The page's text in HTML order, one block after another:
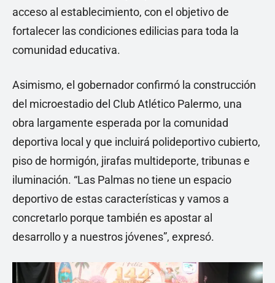
acceso al establecimiento, con el objetivo de
fortalecer las condiciones edilicias para toda la
comunidad educativa.
Asimismo, el gobernador confirmó la construcción
del microestadio del Club Atlético Palermo, una
obra largamente esperada por la comunidad
deportiva local y que incluirá polideportivo cubierto,
piso de hormigón, jirafas multideporte, tribunas e
iluminación. “Las Palmas no tiene un espacio
deportivo de estas características y vamos a
concretarlo porque también es apostar al
desarrollo y a nuestros jóvenes”, expresó.